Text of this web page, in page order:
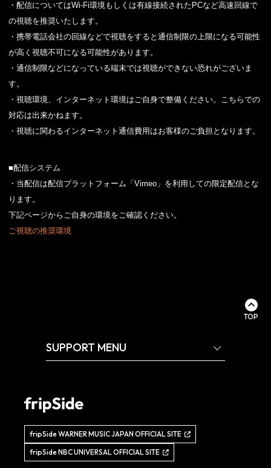
・配信についてはWi-Fi環境もしくは有線接続されたPCなど高速回線で
の視聴を推奨いたします。
・携帯電話会社の回線などで視聴をすると通信制限の上限になる可能性
が高く視聴不可になる可能性があります。
・通信制限などになっている端末では視聴ができない恐れがございま
す。
・視聴環境、インターネット環境はご自身で整備ください。こちらでの
対応は出来かねます。
・視聴に関わるインターネット通信費用はお客様のご負担となります。
■配信システム
・当配信は配信プラットフォーム「Vimeo」を利用しての限定配信とな
ります。
下記ページからご自身の環境をご確認ください。
ご視聴の推奨環境
TOP
SUPPORT MENU
fripSide WARNER MUSIC JAPAN OFFICIAL SITE
fripSide NBC UNIVERSAL OFFICIAL SITE